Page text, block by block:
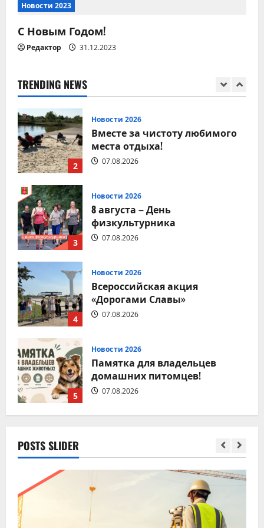
и
с
я
м
Новости 2023
С Новым Годом!
Редактор 31.12.2023
TRENDING NEWS
5
1
Новости 2026
2
Новости 2026
Вместе за чистоту любимого
места отдыха!
07.08.2026
3
Новости 2026
8 августа – День
физкультурника
07.08.2026
4
Новости 2026
Всероссийская акция
«Дорогами Славы»
07.08.2026
5
Новости 2026
Памятка для владельцев
домашних питомцев!
07.08.2026
1
9 августа – День строителя
08.08.2026
Новости 2026
Вместе за чистоту любимого
POSTS SLIDER